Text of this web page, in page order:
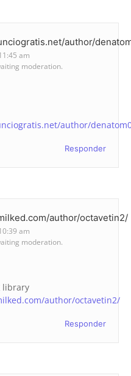
author/
am
moderation.
author/
Responder
author/octavetin2/
am
moderation.
library
author/octavetin2/
Responder